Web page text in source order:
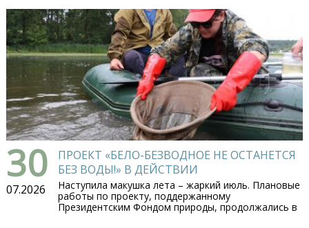
30
07.2026
ПРОЕКТ «БЕЛО-БЕЗВОДНОЕ НЕ ОСТАНЕТСЯ
БЕЗ ВОДЫ!» В ДЕЙСТВИИ
Наступила макушка лета – жаркий июль. Плановые
работы по проекту, поддержанному
Президентским Фондом природы, продолжались в